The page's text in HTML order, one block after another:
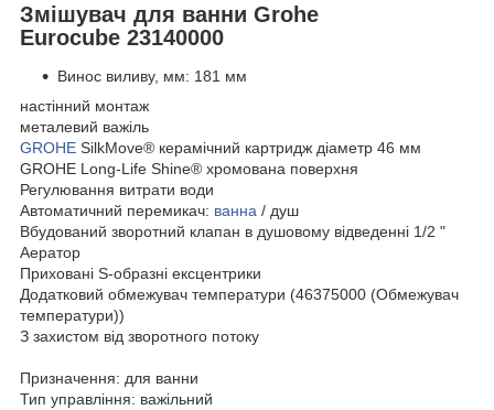
Змішувач для ванни Grohe
Eurocube 23140000
Винос виливу, мм: 181 мм
настінний монтаж
металевий важіль
GROHE SilkMove® керамічний картридж діаметр 46 мм
GROHE Long-Life Shine® хромована поверхня
Регулювання витрати води
Автоматичний перемикач: ванна / душ
Вбудований зворотний клапан в душовому відведенні 1/2 "
Аератор
Приховані S-образні ексцентрики
Додатковий обмежувач температури (46375000 (Обмежувач
температури))
З захистом від зворотного потоку
Призначення: для ванни
Тип управління: важільний